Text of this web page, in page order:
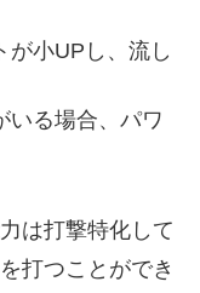
が小UPし、流し
いる場合、パワ
は打撃特化して
打つことができ